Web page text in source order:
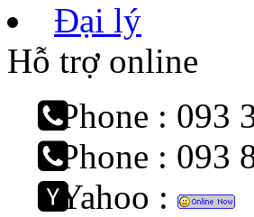
Đại lý
Hỗ trợ online
Phone : 093
Phone : 093
Yahoo :